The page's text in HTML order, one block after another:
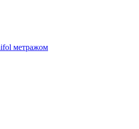
метражом